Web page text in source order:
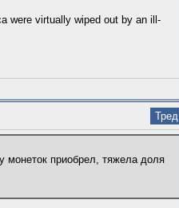
were virtually wiped out by an ill-
Тред
монеток приобрел, тяжела доля